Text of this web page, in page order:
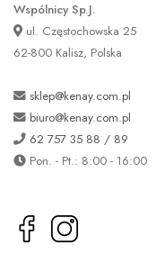
Wspólnicy Sp.J.
ul. Częstochowska 25
62-800 Kalisz, Polska
sklep@kenay.com.pl
biuro@kenay.com.pl
62 757 35 88 / 89
Pon. - Pt.: 8:00 - 16:00